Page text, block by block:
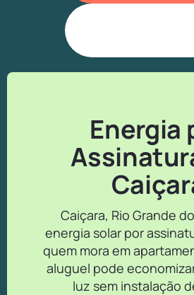
Energia
Caiçara, Rio Grande
energia solar por
quem mora em
aluguel pode
luz sem instalação